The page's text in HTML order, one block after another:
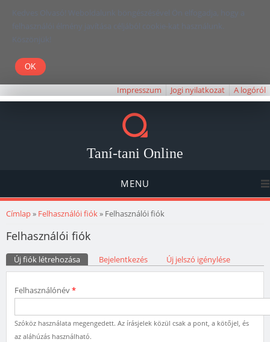
Kedves Olvasó! Weboldalunk böngészésével Ön elfogadja, hogy a
felhasználói élmény javítása céljából cookie-kat használunk.
Köszönjük!
Impresszum Jogi nyilatkozat A logóról
Taní-tani Online
MENU
Jelenlegi hely
Címlap» Felhasználói fiók» Felhasználói fiók
Felhasználói fiók
Elsődleges fülek
Új fiók létrehozása (aktív fül)Bejelentkezés Új jelszó igénylése
Felhasználónév*
Szóköz használata megengedett. Az írásjelek közül csak a pont, a kötőjel, és
az aláhúzás használható.